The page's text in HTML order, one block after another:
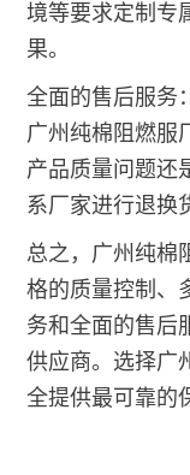
境等要求定制专
果。
全面的售后服务
广州纯棉阻燃服
产品质量问题还
系厂家进行退换
总之，广州纯棉
格的质量控制、
务和全面的售后
供应商。选择广
全提供最可靠的